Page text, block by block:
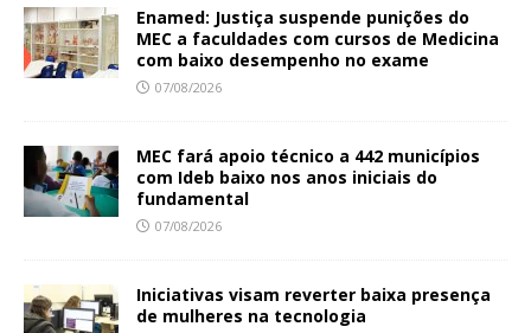
Enamed: Justiça suspende punições do
MEC a faculdades com cursos de Medicina
com baixo desempenho no exame
07/08/2026
MEC fará apoio técnico a 442 municípios
com Ideb baixo nos anos iniciais do
fundamental
07/08/2026
Iniciativas visam reverter baixa presença
de mulheres na tecnologia